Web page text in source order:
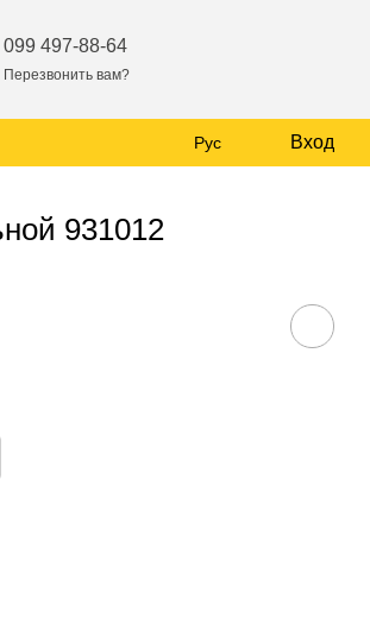
099 497-88-64
Перезвонить вам?
Рус Вход
931012